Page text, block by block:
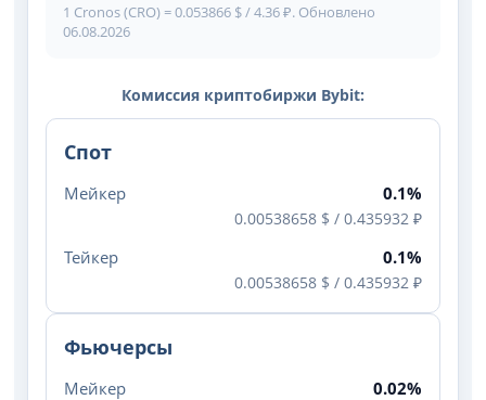
1 Cronos (CRO) = 0.053866 $ / 4.36 ₽. Обновлено
06.08.2026
Комиссия криптобиржи Bybit:
Спот
Мейкер 0.1%
0.00538658 $ / 0.435932 ₽
Тейкер 0.1%
0.00538658 $ / 0.435932 ₽
Фьючерсы
Мейкер 0.02%